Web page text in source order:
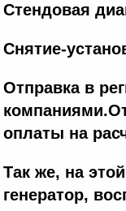
Стендовая
Снятие-
Отправка в
оплаты на
Так же, на
генератор,